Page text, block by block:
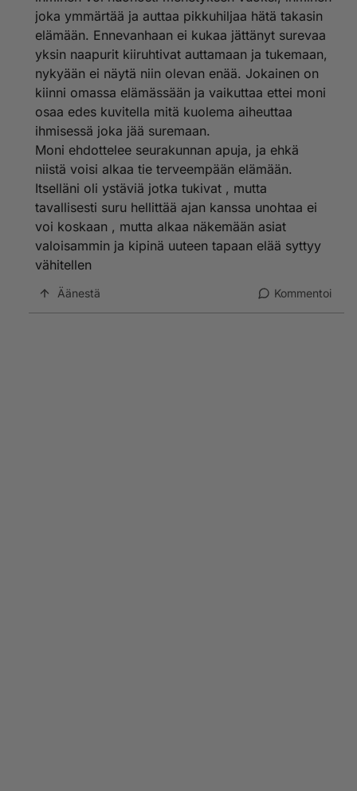
joka ymmärtää ja auttaa pikkuhiljaa hätä takasin
elämään. Ennevanhaan ei kukaa jättänyt surevaa
yksin naapurit kiiruhtivat auttamaan ja tukemaan,
nykyään ei näytä niin olevan enää. Jokainen on
kiinni omassa elämässään ja vaikuttaa ettei moni
osaa edes kuvitella mitä kuolema aiheuttaa
ihmisessä joka jää suremaan.
Moni ehdottelee seurakunnan apuja, ja ehkä
niistä voisi alkaa tie terveempään elämään.
Itselläni oli ystäviä jotka tukivat , mutta
tavallisesti suru hellittää ajan kanssa unohtaa ei
voi koskaan , mutta alkaa näkemään asiat
valoisammin ja kipinä uuteen tapaan elää syttyy
vähitellen
Äänestä Kommentoi